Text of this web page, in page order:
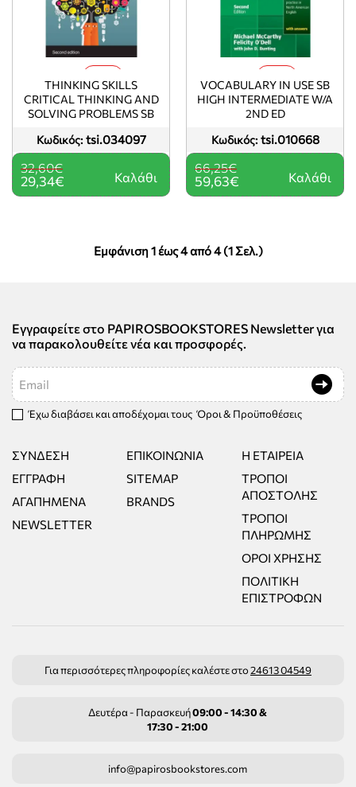
Κωδικός: tsi.034097
THINKING SKILLS
CRITICAL THINKING AND
SOLVING PROBLEMS SB
29,34€
32,60€
Καλάθι
Κωδικός: tsi.010668
VOCABULARY IN USE SB
HIGH INTERMEDIATE W/A
2ND ED
59,63€
66,25€
Καλάθι
Εμφάνιση 1 έως 4 από 4 (1 Σελ.)
Εγγραφείτε στο PAPIROSBOOKSTORES Newsletter για
να παρακολουθείτε νέα και προσφορές.
Email
Έχω διαβάσει και αποδέχομαι τους Όροι & Προϋποθέσεις
ΣΎΝΔΕΣΗ
ΕΓΓΡΑΦΉ
ΑΓΑΠΗΜΈΝΑ
NEWSLETTER
ΕΠΙΚΟΙΝΩΝΊΑ
SITEMAP
BRANDS
Η ΕΤΑΙΡΕΊΑ
ΤΡΌΠΟΙ
ΑΠΟΣΤΟΛΉΣ
ΤΡΌΠΟΙ
ΠΛΗΡΩΜΉΣ
ΌΡΟΙ ΧΡΉΣΗΣ
ΠΟΛΙΤΙΚΉ
ΕΠΙΣΤΡΟΦΏΝ
Για περισσότερες πληροφορίες καλέστε στο24613 04549
Δευτέρα - Παρασκευή09:00 - 14:30 &
17:30 - 21:00
info@papirosbookstores.com